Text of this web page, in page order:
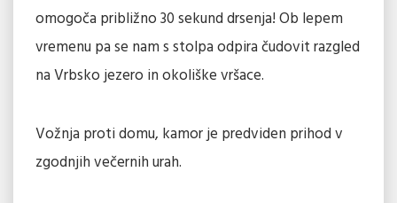
omogoča približno 30 sekund drsenja! Ob lepem
vremenu pa se nam s stolpa odpira čudovit razgled
na Vrbsko jezero in okoliške vršace.
Vožnja proti domu, kamor je predviden prihod v
zgodnjih večernih urah.